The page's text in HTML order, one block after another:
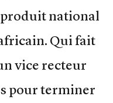
national
Qui fait
vice recteur
pour terminer